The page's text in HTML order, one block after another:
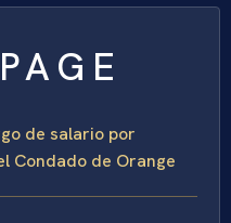
de salario por
Condado de Orange